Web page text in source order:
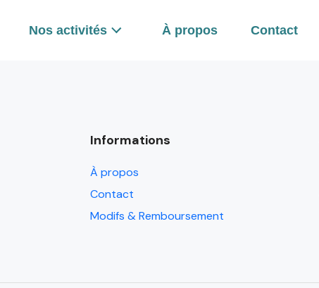
Nos activités À propos Contact
Informations
À propos
Contact
Modifs & Remboursement